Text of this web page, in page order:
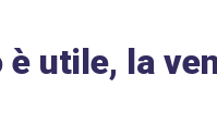
è utile, la